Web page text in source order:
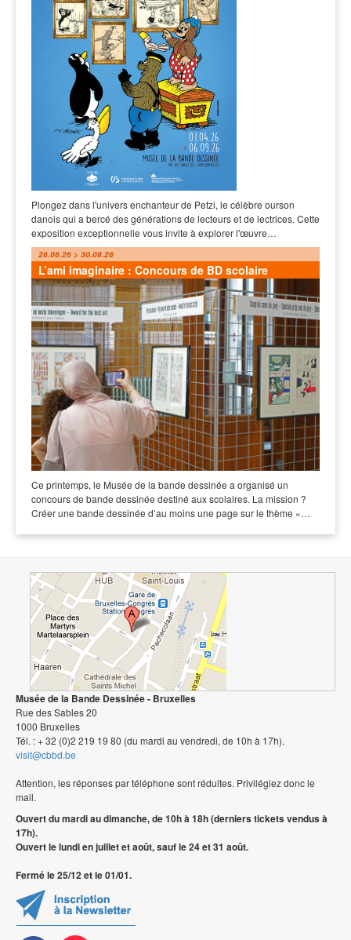
Plongez dans l'univers enchanteur de Petzi, le célèbre ourson
danois qui a bercé des générations de lecteurs et de lectrices. Cette
exposition exceptionnelle vous invite à explorer l'œuvre…
26.06.26 > 30.08.26
L’ami imaginaire : Concours de BD scolaire
Ce printemps, le Musée de la bande dessinée a organisé un
concours de bande dessinée destiné aux scolaires. La mission ?
Créer une bande dessinée d’au moins une page sur le thème «…
Musée de la Bande Dessinée - Bruxelles
Rue des Sables 20
1000 Bruxelles
Tél. : + 32 (0)2 219 19 80 (du mardi au vendredi, de 10h à 17h).
visit@cbbd.be
Attention, les réponses par téléphone sont réduites. Privilégiez donc le
mail.
Ouvert du mardi au dimanche, de 10h à 18h (derniers tickets vendus à
17h).
Ouvert le lundi en juillet et août, sauf le 24 et 31 août.
Fermé le 25/12 et le 01/01.